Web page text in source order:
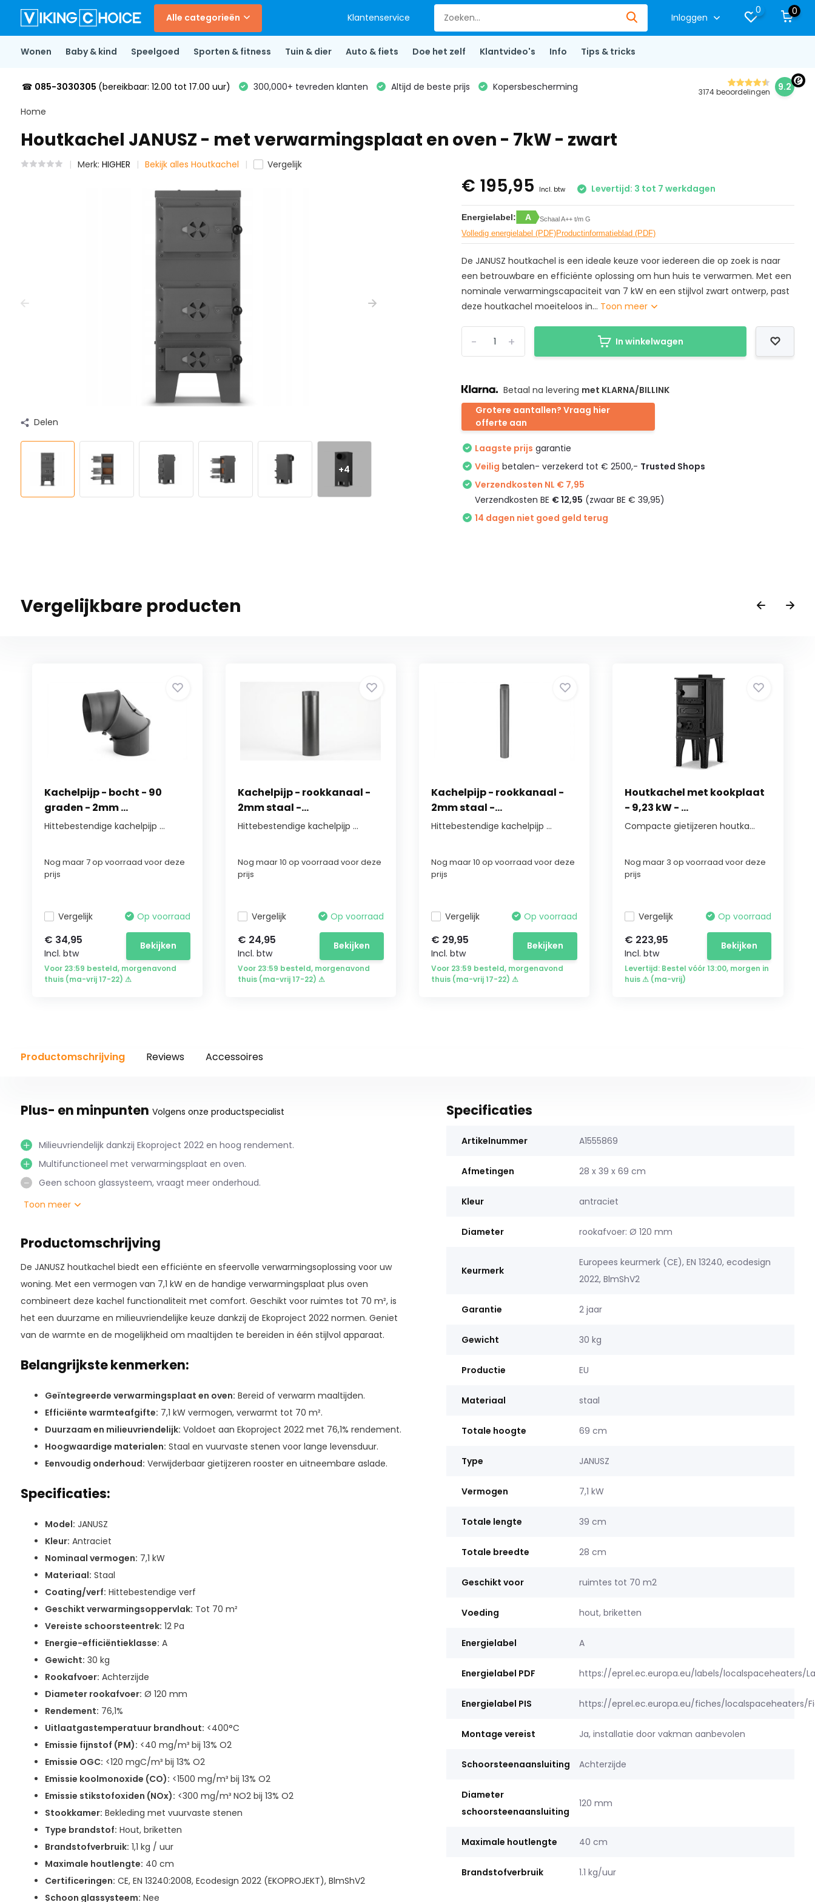
Alle categorieën Klantenservice Inloggen
0 0
Wonen Baby & kind Speelgoed Sporten & fitness Tuin & dier Auto & fiets Doe het zelf Klantvideo's Info Tips & tricks
☎ 085-3030305 (bereikbaar: 12.00 tot 17.00 uur) 300,000+ tevreden klanten Altijd de beste prijs Kopersbescherming 3174 beoordelingen 9.2
Home
Houtkachel JANUSZ - met verwarmingsplaat en oven - 7kW - zwart
Merk: HIGHER Bekijk alles Houtkachel Vergelijk
Delen
+4
€ 195,95 Incl. btw Levertijd: 3 tot 7 werkdagen
Energielabel: A Schaal A++ t/m G
Volledig energielabel (PDF)Productinformatieblad (PDF)
De JANUSZ houtkachel is een ideale keuze voor iedereen die op zoek is naar
een betrouwbare en efficiënte oplossing om hun huis te verwarmen. Met een
nominale verwarmingscapaciteit van 7 kW en een stijlvol zwart ontwerp, past
deze houtkachel moeiteloos in... Toon meer
+
- In winkelwagen
Betaal na levering met KLARNA/BILLINK
Grotere aantallen? Vraag hier
offerte aan
Laagste prijs garantie
Veilig betalen- verzekerd tot € 2500,- Trusted Shops
Verzendkosten NL € 7,95
Verzendkosten BE € 12,95 (zwaar BE € 39,95)
14 dagen niet goed geld terug
Vergelijkbare producten
Kachelpijp - bocht - 90
graden - 2mm ...
Hittebestendige kachelpijp ...
Nog maar 7 op voorraad voor deze
prijs
Vergelijk Op voorraad
€ 34,95
Incl. btw
Bekijken
Voor 23:59 besteld, morgenavond
thuis (ma-vrij 17-22) ⚠
Kachelpijp - rookkanaal -
2mm staal -...
Hittebestendige kachelpijp ...
Nog maar 10 op voorraad voor deze
prijs
Vergelijk Op voorraad
€ 24,95
Incl. btw
Bekijken
Voor 23:59 besteld, morgenavond
thuis (ma-vrij 17-22) ⚠
Kachelpijp - rookkanaal -
2mm staal -...
Hittebestendige kachelpijp ...
Nog maar 10 op voorraad voor deze
prijs
Vergelijk Op voorraad
€ 29,95
Incl. btw
Bekijken
Voor 23:59 besteld, morgenavond
thuis (ma-vrij 17-22) ⚠
Houtkachel met kookplaat
- 9,23 kW - ...
Compacte gietijzeren houtka...
Nog maar 3 op voorraad voor deze
prijs
Vergelijk Op voorraad
€ 223,95
Incl. btw
Bekijken
Levertijd: Bestel vóór 13:00, morgen in
huis ⚠ (ma-vrij)
Productomschrijving Reviews Accessoires
Plus- en minpunten Volgens onze productspecialist
Milieuvriendelijk dankzij Ekoproject 2022 en hoog rendement.
Multifunctioneel met verwarmingsplaat en oven.
Geen schoon glassysteem, vraagt meer onderhoud.
Toon meer
Productomschrijving
De JANUSZ houtkachel biedt een efficiënte en sfeervolle verwarmingsoplossing voor uw
woning. Met een vermogen van 7,1 kW en de handige verwarmingsplaat plus oven
combineert deze kachel functionaliteit met comfort. Geschikt voor ruimtes tot 70 m², is
het een duurzame en milieuvriendelijke keuze dankzij de Ekoproject 2022 normen. Geniet
van de warmte en de mogelijkheid om maaltijden te bereiden in één stijlvol apparaat.
Belangrijkste kenmerken:
Geïntegreerde verwarmingsplaat en oven: Bereid of verwarm maaltijden.
Efficiënte warmteafgifte: 7,1 kW vermogen, verwarmt tot 70 m².
Duurzaam en milieuvriendelijk: Voldoet aan Ekoproject 2022 met 76,1% rendement.
Hoogwaardige materialen: Staal en vuurvaste stenen voor lange levensduur.
Eenvoudig onderhoud: Verwijderbaar gietijzeren rooster en uitneembare aslade.
Specificaties:
Model: JANUSZ
Kleur: Antraciet
Nominaal vermogen: 7,1 kW
Materiaal: Staal
Coating/verf: Hittebestendige verf
Geschikt verwarmingsoppervlak: Tot 70 m²
Vereiste schoorsteentrek: 12 Pa
Energie-efficiëntieklasse: A
Gewicht: 30 kg
Rookafvoer: Achterzijde
Diameter rookafvoer: Ø 120 mm
Rendement: 76,1%
Uitlaatgastemperatuur brandhout: <400°C
Emissie fijnstof (PM): <40 mg/m³ bij 13% O2
Emissie OGC: <120 mgC/m³ bij 13% O2
Emissie koolmonoxide (CO): <1500 mg/m³ bij 13% O2
Emissie stikstofoxiden (NOx): <300 mg/m³ NO2 bij 13% O2
Stookkamer: Bekleding met vuurvaste stenen
Type brandstof: Hout, briketten
Brandstofverbruik: 1,1 kg / uur
Maximale houtlengte: 40 cm
Certificeringen: CE, EN 13240:2008, Ecodesign 2022 (EKOPROJEKT), BlmShV2
Schoon glassysteem: Nee
Specificaties
Artikelnummer A1555869
Afmetingen 28 x 39 x 69 cm
Kleur antraciet
Diameter rookafvoer: Ø 120 mm
Keurmerk
Europees keurmerk (CE), EN 13240, ecodesign
2022, BlmShV2
Garantie 2 jaar
Gewicht 30 kg
Productie EU
Materiaal staal
Totale hoogte 69 cm
Type JANUSZ
Vermogen 7,1 kW
Totale lengte 39 cm
Totale breedte 28 cm
Geschikt voor ruimtes tot 70 m2
Voeding hout, briketten
Energielabel A
Energielabel PDF https://eprel.ec.europa.eu/labels/localspaceheaters/
Energielabel PIS https://eprel.ec.europa.eu/fiches/localspaceheaters/
Montage vereist Ja, installatie door vakman aanbevolen
Schoorsteenaansluiting Achterzijde
Diameter
schoorsteenaansluiting
120 mm
Maximale houtlengte 40 cm
Brandstofverbruik 1.1 kg/uur